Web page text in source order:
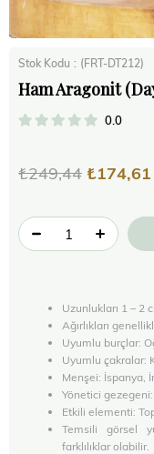
Stok Kodu (FRT-DT212)
Ham Aragonit
0.0
₺249,44 ₺174,61
Uzunlukları 1 – 2
Ağırlıkları
Uyumlu burçlar:
Uyumlu çakralar:
Menşei: İspanya,
Yönetici
Etkili elementi:
Temsili görsel
farklılıklar olabilir.